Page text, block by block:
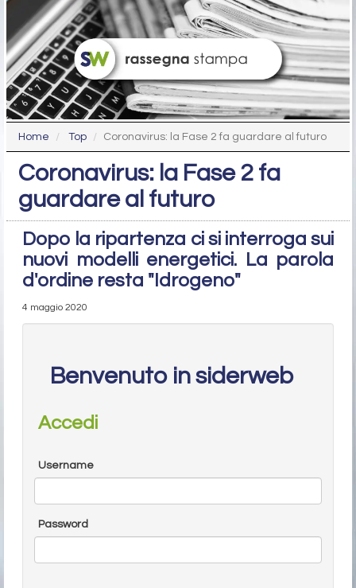
Home Top Coronavirus: la Fase 2 fa guardare al futuro
Coronavirus: la Fase 2 fa
guardare al futuro
Dopo la ripartenza ci si interroga sui
nuovi modelli energetici. La parola
d'ordine resta "Idrogeno"
4 maggio 2020
Benvenuto in siderweb
Accedi
Username
Password